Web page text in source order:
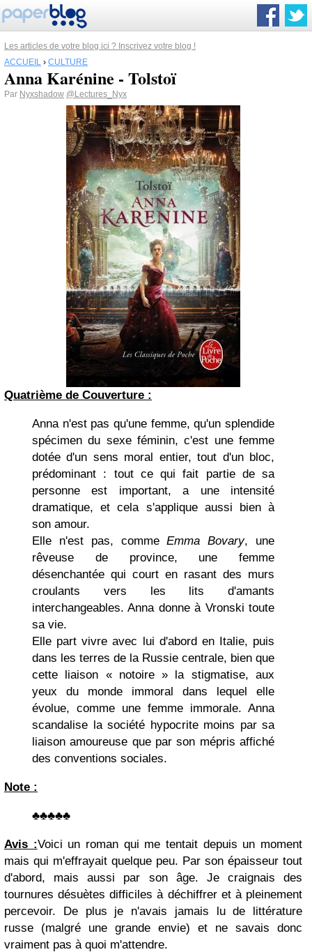
Les articles de votre blog ici ? Inscrivez votre blog !
ACCUEIL › CULTURE
Anna Karénine - Tolstoï
Par Nyxshadow @Lectures_Nyx
Quatrième de Couverture :
Anna n'est pas qu'une femme, qu'un splendide
spécimen du sexe féminin, c'est une femme
dotée d'un sens moral entier, tout d'un bloc,
prédominant : tout ce qui fait partie de sa
personne est important, a une intensité
dramatique, et cela s'applique aussi bien à
son amour.
Elle n'est pas, commeEmma Bovary, une
rêveuse de province, une femme
désenchantée qui court en rasant des murs
croulants vers les lits d'amants
interchangeables. Anna donne à Vronski toute
sa vie.
Elle part vivre avec lui d'abord en Italie, puis
dans les terres de la Russie centrale, bien que
cette liaison « notoire » la stigmatise, aux
yeux du monde immoral dans lequel elle
évolue, comme une femme immorale. Anna
scandalise la société hypocrite moins par sa
liaison amoureuse que par son mépris affiché
des conventions sociales.
Note :
♣♣♣♣♣
Avis :Voici un roman qui me tentait depuis un moment
mais qui m'effrayait quelque peu. Par son épaisseur tout
d'abord, mais aussi par son âge. Je craignais des
tournures désuètes difficiles à déchiffrer et à pleinement
percevoir. De plus je n'avais jamais lu de littérature
russe (malgré une grande envie) et ne savais donc
vraiment pas à quoi m'attendre.